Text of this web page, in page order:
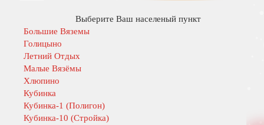
Выберите Ваш населеный пункт
Большие Вяземы
Голицыно
Летний Отдых
Малые Вязёмы
Хлюпино
Кубинка
Кубинка-1 (Полигон)
Кубинка-10 (Стройка)